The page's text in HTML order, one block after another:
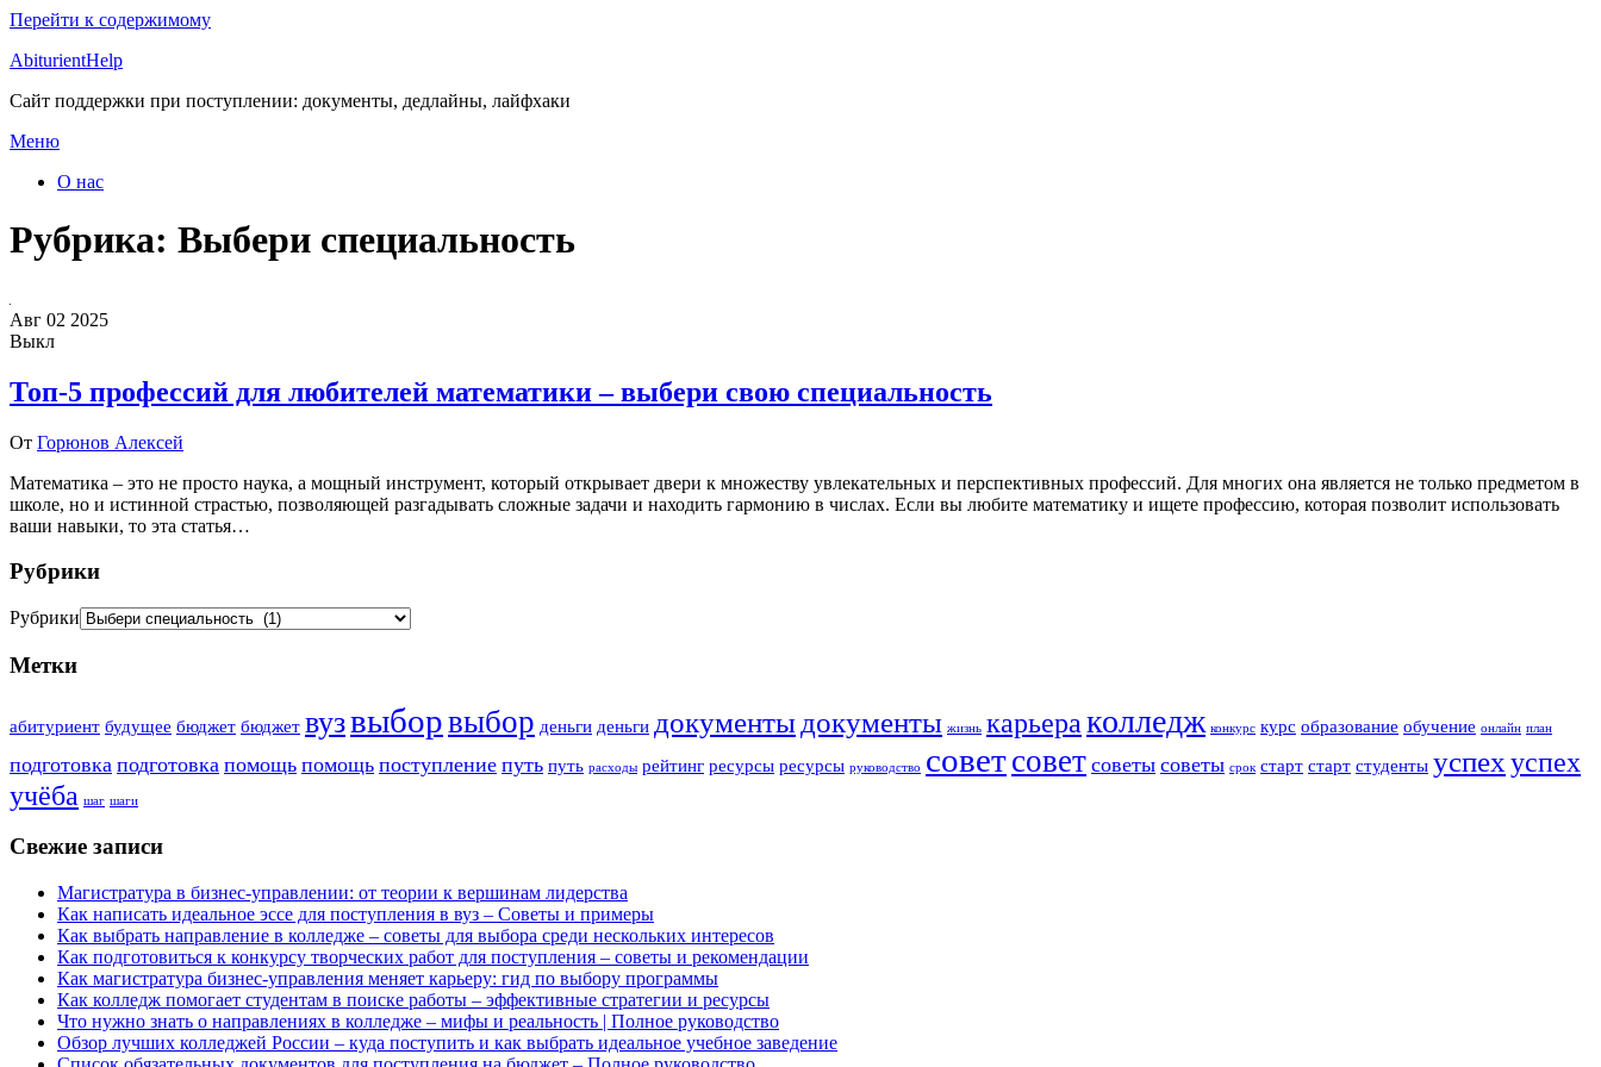
Перейти к содержимому
AbiturientHelp
Сайт поддержки при поступлении: документы, дедлайны, лайфхаки
Меню
О нас
Рубрика: Выбери специальность
Авг 02 2025
Выкл
Топ-5 профессий для любителей математики – выбери свою специальность
От Горюнов Алексей
Математика – это не просто наука, а мощный инструмент, который открывает двери к множеству увлекательных и перспективных профессий. Для многих она является не только предметом в
школе, но и истинной страстью, позволяющей разгадывать сложные задачи и находить гармонию в числах. Если вы любите математику и ищете профессию, которая позволит использовать
ваши навыки, то эта статья…
Рубрики
Рубрики
Метки
абитуриент будущее бюджет бюджет вузвыборвыбор деньги деньги документы документы жизнь карьера колледж конкурс курс образование обучение онлайн план
подготовка подготовка помощь помощь поступление путь путь расходы рейтинг ресурсы ресурсы руководство советсовет советы советы срок старт старт студенты успехуспех
учёба шаг шаги
Свежие записи
Магистратура в бизнес-управлении: от теории к вершинам лидерства
Как написать идеальное эссе для поступления в вуз – Советы и примеры
Как выбрать направление в колледже – советы для выбора среди нескольких интересов
Как подготовиться к конкурсу творческих работ для поступления – советы и рекомендации
Как магистратура бизнес-управления меняет карьеру: гид по выбору программы
Как колледж помогает студентам в поиске работы – эффективные стратегии и ресурсы
Что нужно знать о направлениях в колледже – мифы и реальность | Полное руководство
Обзор лучших колледжей России – куда поступить и как выбрать идеальное учебное заведение